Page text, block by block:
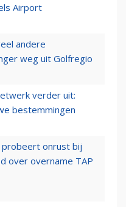
Airport
andere
weg uit Golfregio
verder uit:
bestemmingen
probeert onrust bij
over overname TAP